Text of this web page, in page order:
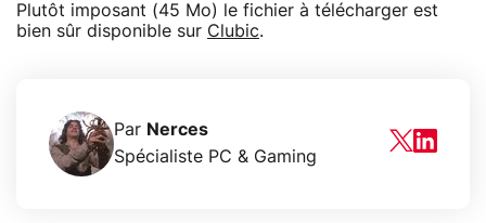
Plutôt imposant (45 Mo) le fichier à télécharger est
bien sûr disponible sur Clubic.
Par Nerces
Spécialiste PC & Gaming